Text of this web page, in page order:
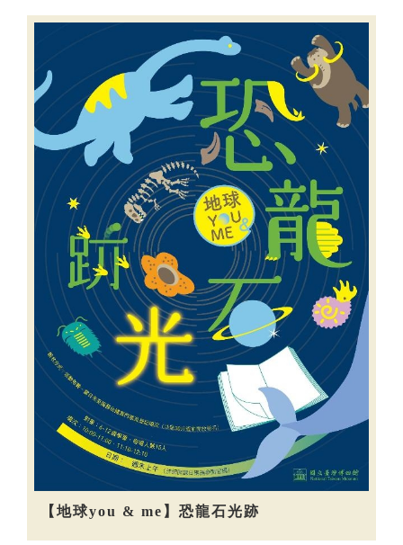
【地球you & me】恐龍石光跡